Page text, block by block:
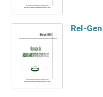
Rel-